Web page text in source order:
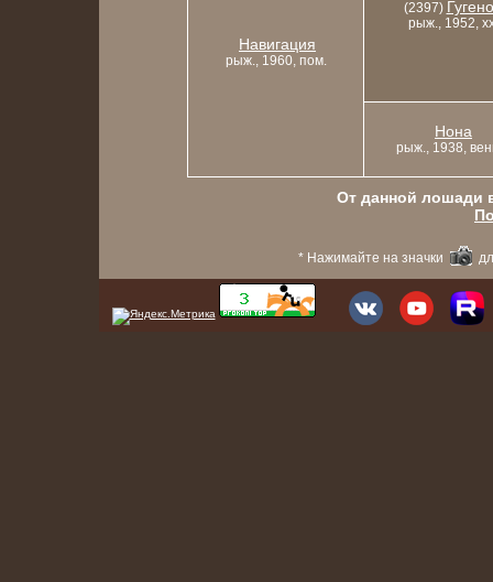
Навигация
рыж., 1960, пом.
(2397)
рыж., 1952,
Нона
рыж., 1938,
От данной лошади
* Нажимайте на значки